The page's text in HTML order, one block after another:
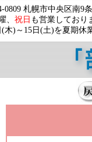
0809 札幌市中央区南9
、 祝日 も営業しており
(木)～15日(土)を夏期休